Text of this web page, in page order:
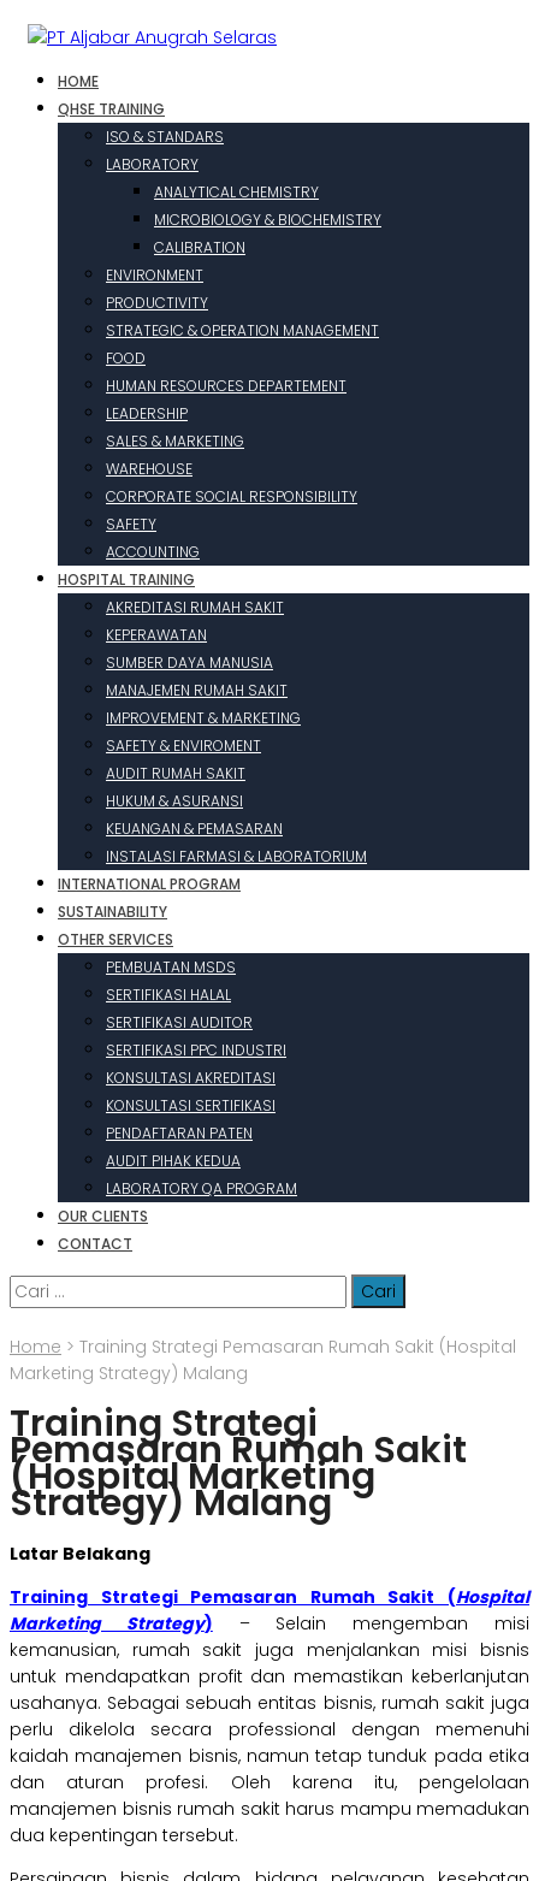
HOME
QHSE TRAINING
ISO & STANDARS
LABORATORY
ANALYTICAL CHEMISTRY
MICROBIOLOGY & BIOCHEMISTRY
CALIBRATION
ENVIRONMENT
PRODUCTIVITY
STRATEGIC & OPERATION MANAGEMENT
FOOD
HUMAN RESOURCES DEPARTEMENT
LEADERSHIP
SALES & MARKETING
WAREHOUSE
CORPORATE SOCIAL RESPONSIBILITY
SAFETY
ACCOUNTING
HOSPITAL TRAINING
AKREDITASI RUMAH SAKIT
KEPERAWATAN
SUMBER DAYA MANUSIA
MANAJEMEN RUMAH SAKIT
IMPROVEMENT & MARKETING
SAFETY & ENVIROMENT
AUDIT RUMAH SAKIT
HUKUM & ASURANSI
KEUANGAN & PEMASARAN
INSTALASI FARMASI & LABORATORIUM
INTERNATIONAL PROGRAM
SUSTAINABILITY
OTHER SERVICES
PEMBUATAN MSDS
SERTIFIKASI HALAL
SERTIFIKASI AUDITOR
SERTIFIKASI PPC INDUSTRI
KONSULTASI AKREDITASI
KONSULTASI SERTIFIKASI
PENDAFTARAN PATEN
AUDIT PIHAK KEDUA
LABORATORY QA PROGRAM
OUR CLIENTS
CONTACT
Cari
untuk:
Home > Training Strategi Pemasaran Rumah Sakit (Hospital
Marketing Strategy) Malang
Training Strategi
Pemasaran Rumah Sakit
(Hospital Marketing
Strategy) Malang
Latar Belakang
Training Strategi Pemasaran Rumah Sakit (Hospital
Marketing Strategy) – Selain mengemban misi
kemanusian, rumah sakit juga menjalankan misi bisnis
untuk mendapatkan profit dan memastikan keberlanjutan
usahanya. Sebagai sebuah entitas bisnis, rumah sakit juga
perlu dikelola secara professional dengan memenuhi
kaidah manajemen bisnis, namun tetap tunduk pada etika
dan aturan profesi. Oleh karena itu, pengelolaan
manajemen bisnis rumah sakit harus mampu memadukan
dua kepentingan tersebut.